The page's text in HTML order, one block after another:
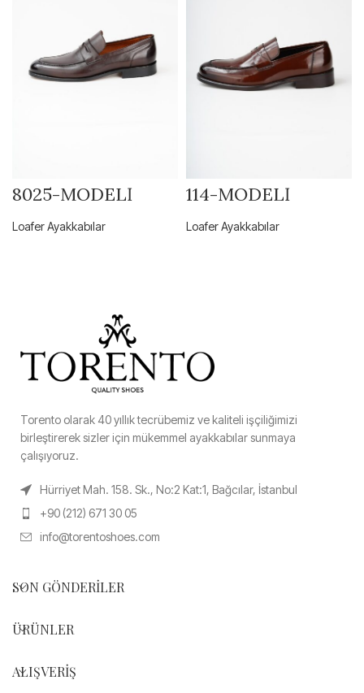
8025-MODELİ
Loafer Ayakkabılar
114-MODELİ
Loafer Ayakkabılar
Torento olarak 40 yıllık tecrübemiz ve kaliteli işçiliğimizi
birleştirerek sizler için mükemmel ayakkabılar sunmaya
çalışıyoruz.
Hürriyet Mah. 158. Sk., No:2 Kat:1, Bağcılar, İstanbul
+90 (212) 671 30 05
info@torentoshoes.com
SON GÖNDERILER
ÜRÜNLER
ALIŞVERIŞ